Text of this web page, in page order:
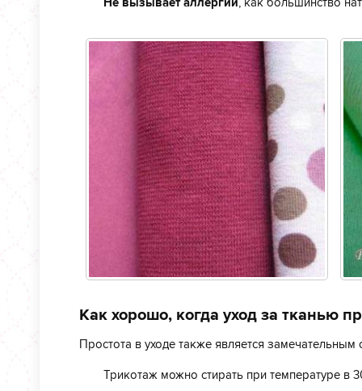
Как хорошо, когда уход за тканью
Простота в уходе также является
Трикотаж можно стирать при температуре в